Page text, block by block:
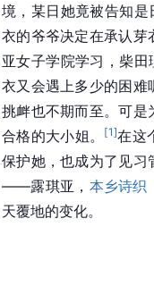
境，某日她竟被告知是
衣的爷爷决定在承认芽
亚女子学院学习，柴
衣又会遇上多少的困难
挑衅也不期而至。可是
合格的大小姐。
[1]在这
保护她，也成为了见习
——露琪亚 ， 本乡诗织
天覆地的变化。